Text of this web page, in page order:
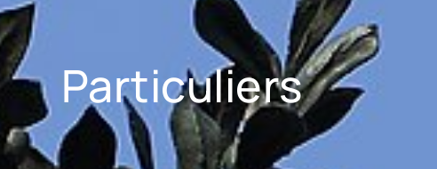
Particuliers